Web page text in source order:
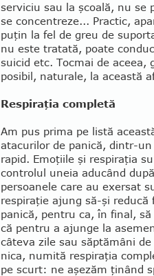
serviciu sau la şcoală, nu se
se concentreze... Practic,
puţin la fel de greu de
nu este tra­tată, poate
sui­cid etc. Tocmai de
posibil, naturale, la această
Respiraţia completă
Am pus prima pe listă
atacurilor de panică, dintr-
rapid. Emoţiile şi respiraţia
controlul uneia aducând
persoanele care au exersat
respiraţie ajung să-şi
panică, pentru ca, în final,
că pentru a ajunge la
câteva zile sau săptămâni
nica, numită respiraţia
pe scurt: ne aşezăm ţinând